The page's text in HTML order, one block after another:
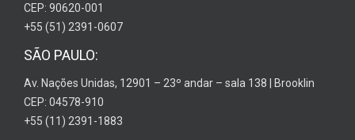
CEP: 90620-001
+55 (51) 2391-0607
SÃO PAULO:
Av. Nações Unidas, 12901 – 23º andar – sala 138 | Brooklin
CEP: 04578-910
+55 (11) 2391-1883